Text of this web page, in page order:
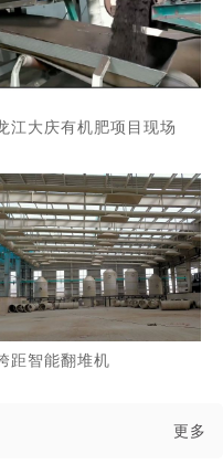
江大庆有机肥项目现场
距智能翻堆机
更多